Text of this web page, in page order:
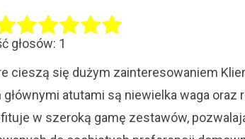
głosów: 1
cieszą się dużym zainteresowaniem
głównymi atutami są niewielka waga oraz
w szeroką gamę zestawów,